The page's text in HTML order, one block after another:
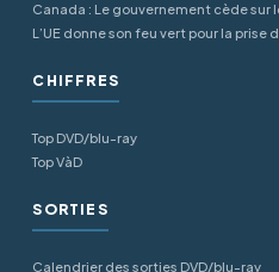
Canada : Le gouvernement cède sur
L’UE donne son feu vert pour la prise
CHIFFRES
Top DVD/blu-ray
Top VàD
SORTIES
Calendrier des sorties DVD/blu-ray